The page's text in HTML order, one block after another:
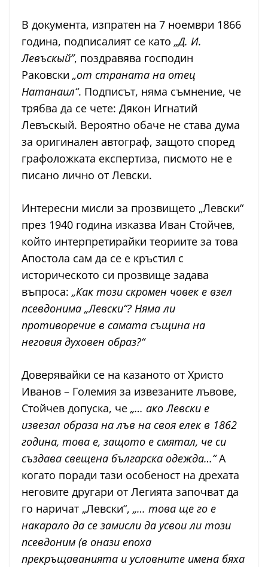
В документа, изпратен на 7 ноември 1866
година, подписалият се като „Д. И.
Левъскый”, поздравява господин
Раковски „от страната на отец
Натанаил“. Подписът, няма съмнение, че
трябва да се чете: Дякон Игнатий
Левъскый. Вероятно обаче не става дума
за оригинален автограф, защото според
графоложката експертиза, писмото не е
писано лично от Левски.
Интересни мисли за прозвището „Левски“
през 1940 година изказва Иван Стойчев,
който интерпретирайки теориите за това
Апостола сам да се е кръстил с
историческото си прозвище задава
въпроса: „Как този скромен човек е взел
псевдонима „Левски“? Няма ли
противоречие в самата същина на
неговия духовен образ?“
Доверявайки се на казаното от Христо
Иванов – Големия за извезаните лъвове,
Стойчев допуска, че „… ако Левски е
извезал образа на лъв на своя елек в 1862
година, това е, защото е смятал, че си
създава свещена българска одежда…“А
когато поради тази особеност на дрехата
неговите другари от Легията започват да
го наричат „Левски“, „… това ще го е
накарало да се замисли да усвои ли този
псевдоним (в онази епоха
прекръщаванията и условните имена бяха